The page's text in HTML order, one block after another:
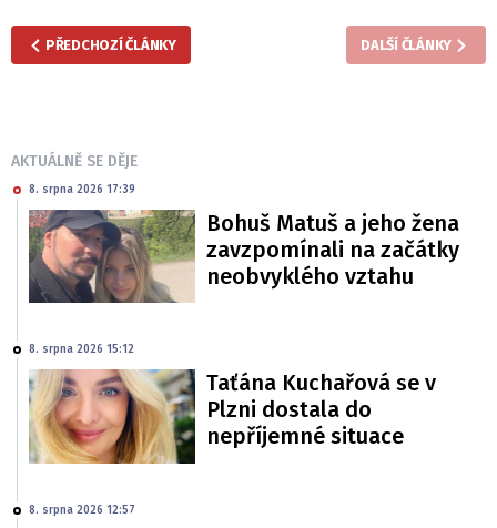
PŘEDCHOZÍ ČLÁNKY DALŠÍ ČLÁNKY
AKTUÁLNĚ SE DĚJE
8. srpna 2026 17:39
Bohuš Matuš a jeho žena
zavzpomínali na začátky
neobvyklého vztahu
8. srpna 2026 15:12
Taťána Kuchařová se v
Plzni dostala do
nepříjemné situace
8. srpna 2026 12:57